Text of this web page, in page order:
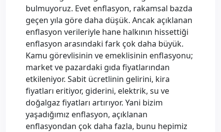
bulmuyoruz. Evet enflasyon, rakamsal bazda
geçen yıla göre daha düşük. Ancak açıklanan
enflasyon verileriyle hane halkının hissettiği
enflasyon arasındaki fark çok daha büyük.
Kamu görevlisinin ve emeklisinin enflasyonu;
market ve pazardaki gıda fiyatlarından
etkileniyor. Sabit ücretlinin gelirini, kira
fiyatları eritiyor, giderini, elektrik, su ve
doğalgaz fiyatları artırıyor. Yani bizim
yaşadığımız enflasyon, açıklanan
enflasyondan çok daha fazla, bunu hepimiz